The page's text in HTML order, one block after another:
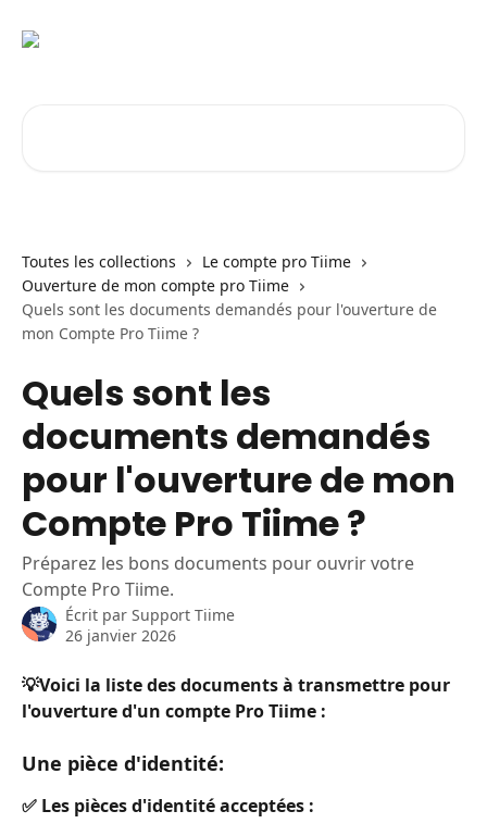
Toutes les collections
Le compte pro Tiime
Ouverture de mon compte pro Tiime
Quels sont les documents demandés pour l'ouverture de
mon Compte Pro Tiime ?
Quels sont les
documents demandés
pour l'ouverture de mon
Compte Pro Tiime ?
Préparez les bons documents pour ouvrir votre
Compte Pro Tiime.
Écrit par Support Tiime
26 janvier 2026
💡Voici la liste des documents à transmettre pour
l'ouverture d'un compte Pro Tiime :
Une pièce d'identité:
✅ Les pièces d'identité acceptées :